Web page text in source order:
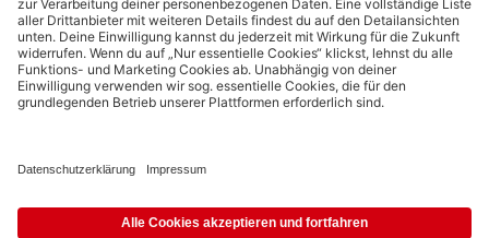
Links zu sozialen Netzwerken
Die Nutzung der Inhalte für Text- und Data-Mining von (generativen) KI
Zusammenhang ausdrücklich vorbehalten und daher verboten.